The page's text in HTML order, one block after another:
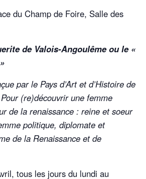
du Champ de Foire, Salle des
de Valois-Angoulême ou le «
par le Pays d’Art et d’Histoire de
(re)découvrir une femme
de la renaissance : reine et soeur
politique, diplomate et
de la Renaissance et de
tous les jours du lundi au